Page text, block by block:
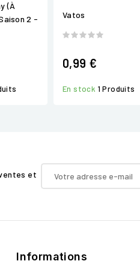
(À
2 -
Vatos
0,99 €
En stock 1 Produits
et
Informations